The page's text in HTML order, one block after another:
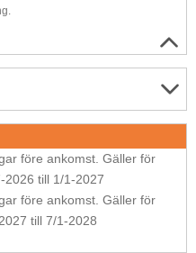
före ankomst. Gäller för
2026 till 1/1-2027
före ankomst. Gäller för
till 7/1-2028